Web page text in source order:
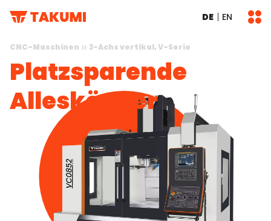
DE EN
CNC-Maschinen 3-Achs vertikal, V-Serie
Platz­sparende
Alles­könner